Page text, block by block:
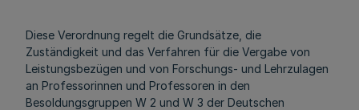
Diese Verordnung regelt die Grundsätze, die
Zuständigkeit und das Verfahren für die Vergabe von
Leistungsbezügen und von Forschungs- und Lehrzulagen
an Professorinnen und Professoren in den
Besoldungsgruppen W 2 und W 3 der Deutschen